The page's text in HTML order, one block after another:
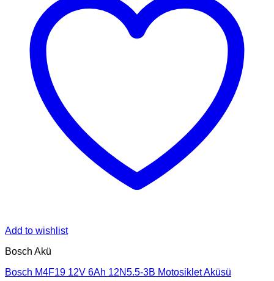
Add to wishlist
Bosch Akü
Bosch M4F19 12V 6Ah 12N5.5-3B Motosiklet Aküsü